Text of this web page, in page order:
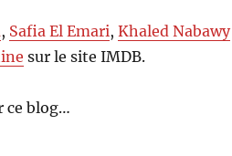
, Safia El Emari,Khaled Nabawy
sur le site IMDB.
ce blog…